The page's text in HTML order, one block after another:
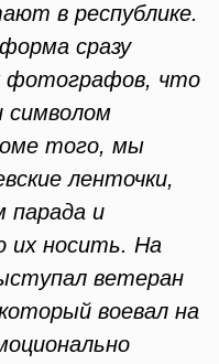
в республике.
сразу
фотографов, что
символом
того, мы
ленточки,
парада и
их носить. На
ветеран
воевал на